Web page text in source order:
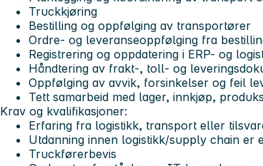
Truckkjøring
Bestilling og oppfølging av transportører
Ordre- og leveranseoppfølging fra
Registrering og oppdatering i ERP- og
Håndtering av frakt-, toll- og
Oppfølging av avvik, forsinkelser og feil
Tett samarbeid med lager, innkjøp,
Krav og kvalifikasjoner:
Erfaring fra logistikk, transport eller
Utdanning innen logistikk/supply chain er
Truckførerbevis